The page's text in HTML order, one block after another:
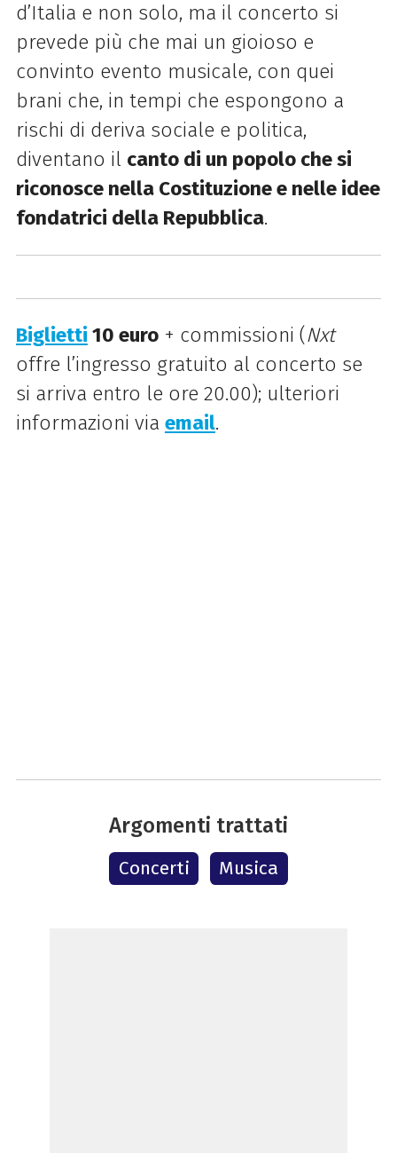
d’Italia e non solo, ma il concerto si
prevede più che mai un gioioso e
convinto evento musicale, con quei
brani che, in tempi che espongono a
rischi di deriva sociale e politica,
diventano il canto di un popolo che si
riconosce nella Costituzione e nelle idee
fondatrici della Repubblica.
Biglietti 10 euro+ commissioni (Nxt
offre l’ingresso gratuito al concerto se
si arriva entro le ore 20.00); ulteriori
informazioni via email.
Argomenti trattati
Concerti Musica